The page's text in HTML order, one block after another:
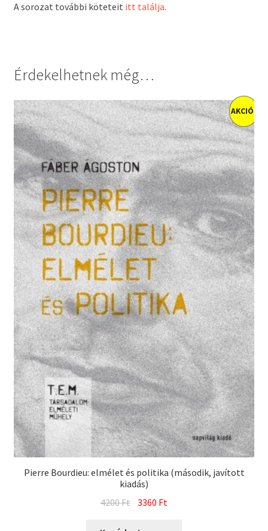
A sorozat további köteteit itt találja.
Érdekelhetnek még…
Pierre Bourdieu: elmélet és politika (második, javított
kiadás)
AKCIÓ!
4200Ft Original
3360 Ft